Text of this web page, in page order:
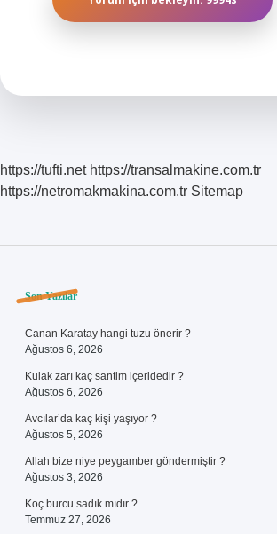
https://tufti.net https://transalmakine.com.tr
https://netromakmakina.com.tr Sitemap
Sidebar
Son Yazılar
Canan Karatay hangi tuzu önerir ?
Ağustos 6, 2026
Kulak zarı kaç santim içeridedir ?
Ağustos 6, 2026
Avcılar’da kaç kişi yaşıyor ?
Ağustos 5, 2026
Allah bize niye peygamber göndermiştir ?
Ağustos 3, 2026
Koç burcu sadık mıdır ?
Temmuz 27, 2026